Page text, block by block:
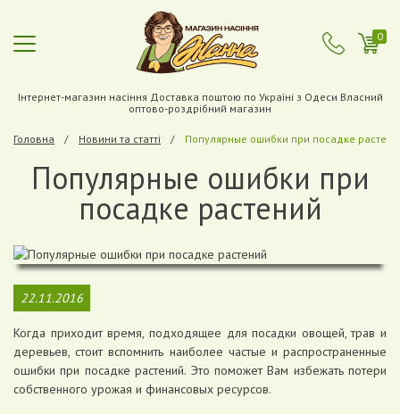
0
Інтернет-магазин насіння Доставка поштою по Україні з Одеси Власний
оптово-роздрібний магазин
Головна Новини та статті Популярные ошибки при посадке
Популярные ошибки при
посадке растений
22.11.2016
Когда приходит время, подходящее для посадки овощей, трав и
деревьев, стоит вспомнить наиболее частые и распространенные
ошибки при посадке растений. Это поможет Вам избежать потери
собственного урожая и финансовых ресурсов.